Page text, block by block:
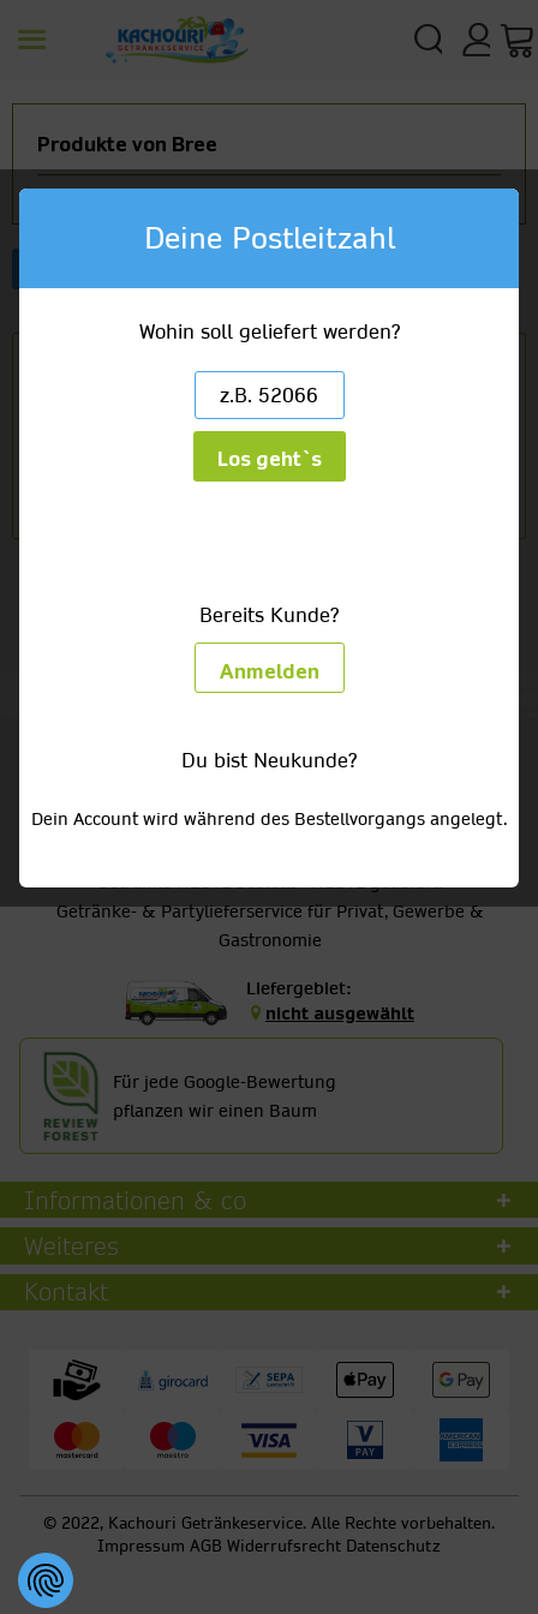
Produkte von Bree
Getränke HEUTE bestellt - HEUTE geliefert!
Getränke- & Partylieferservice für Privat, Gewerbe &
Gastronomie
Liefergebiet:
nicht ausgewählt
Für jede Google-Bewertung
pflanzen wir einen Baum
Informationen & co
Weiteres
Kontakt
© 2022, Kachouri Getränkeservice. Alle Rechte vorbehalten.
Impressum AGB Widerrufsrecht Datenschutz
Deine Postleitzahl
Wohin soll geliefert werden?
Los geht`s
Bereits Kunde?
Anmelden
Du bist Neukunde?
Dein Account wird während des Bestellvorgangs angelegt.